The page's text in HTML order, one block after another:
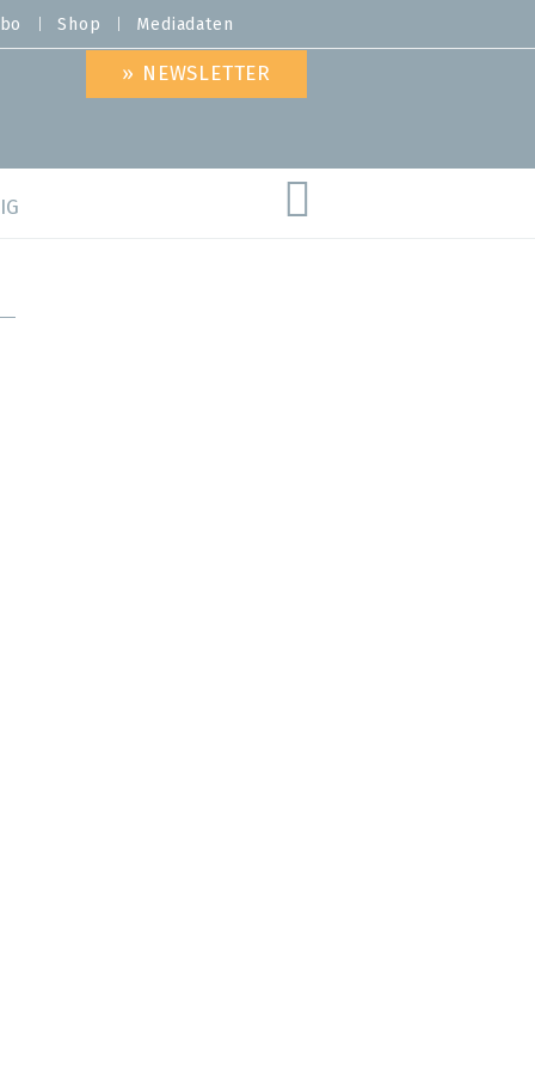
Shop Mediadaten
» NEWSLETTER